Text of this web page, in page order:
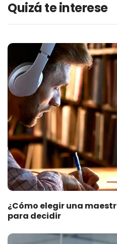
Quizá te interese
¿Cómo elegir una
para decidir